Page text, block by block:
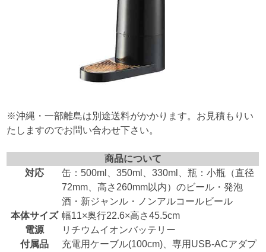
※沖縄・一部離島は別途送料がかかります。お見積もりい
たしますのでお問い合わせ下さい。
商品について
対応
缶：500ml、350ml、330ml、瓶：小瓶（直径
72mm、高さ260mm以内）のビール・発泡
酒・新ジャンル・ノンアルコールビール
本体サイズ 幅11×奥行22.6×高さ45.5cm
電源
リチウムイオンバッテリー
付属品
充電用ケーブル(100cm)、専用USB-ACアダプ